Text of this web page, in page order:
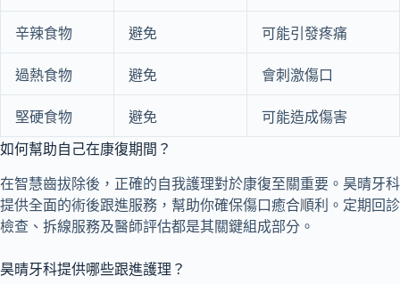
辛辣食物 避免 可能引發疼痛
過熱食物 避免 會刺激傷口
堅硬食物 避免 可能造成傷害
如何幫助自己在康復期間？
在智慧齒拔除後，正確的自我護理對於康復至關重要。昊晴牙科
提供全面的術後跟進服務，幫助你確保傷口癒合順利。定期回診
檢查、拆線服務及醫師評估都是其關鍵組成部分。
昊晴牙科提供哪些跟進護理？